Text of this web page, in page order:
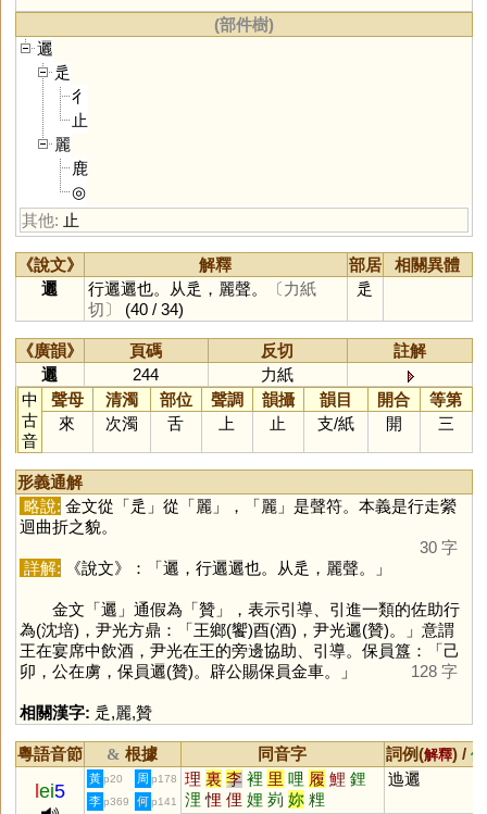
(部件樹)
邐
辵
彳
止
麗
鹿
◎
其他: 止
《說文》 解釋 部居
相關異體
邐
行邐邐也。从辵，麗聲。
〔力紙
切〕
(40 / 34)
辵
《廣韻》 頁碼 反切
註解
邐
244
力紙
中
古
音
聲母 清濁 部位 聲調 韻攝 韻目 開合
等第
來
次濁 舌 上 止 支/紙 開 三
形義通解
略說: 金文從「辵 」從「麗」，「麗」是聲符。本義是行走縈
迴曲折之貌。
30 字
詳解: 《說文》：「邐，行邐邐也。从辵，麗聲。」
金文「邐 」通假為「贊」，表示引導、引進一類的佐助行
為(沈培)，尹光方鼎：「王鄉(饗)酉(酒)，尹光邐(贊)。」意謂
王在宴席中飲酒，尹光在王的旁邊協助、引導。保員簋：「己
卯，公在虜，保員邐(贊)。辟公賜保員金車。」
128 字
相關漢字: 辵,麗,贊
粵語音節 & 根據 同音字 詞例(解釋) /
ei5
黃 p20 周 p178 理 裏 李 裡 里 哩 履 鯉 鋰
浬 悝 俚 娌 峛 妳 粴
迆邐
李 p369 何 p141